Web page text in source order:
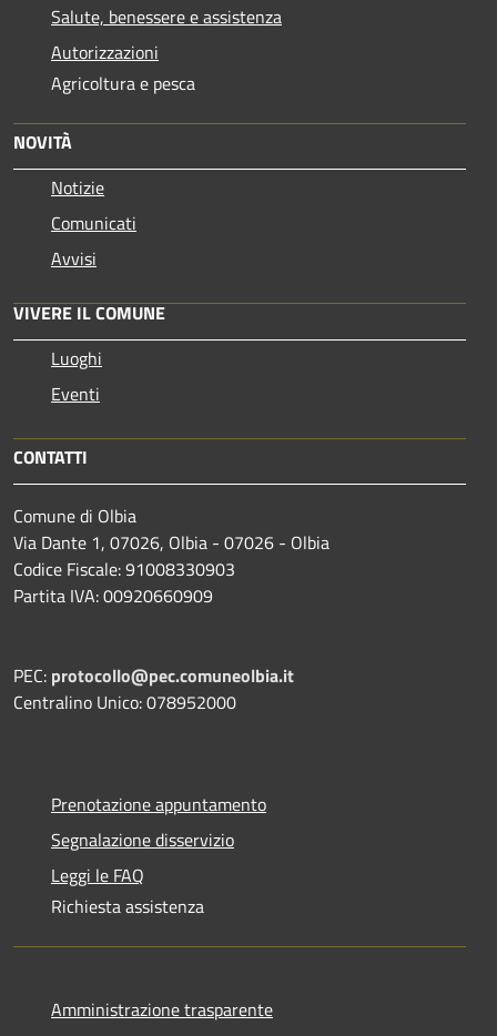
Salute, benessere e assistenza
Autorizzazioni
Agricoltura e pesca
NOVITÀ
Notizie
Comunicati
Avvisi
VIVERE IL COMUNE
Luoghi
Eventi
CONTATTI
Comune di Olbia
Via Dante 1, 07026, Olbia - 07026 - Olbia
Codice Fiscale: 91008330903
Partita IVA: 00920660909
PEC: protocollo@pec.comuneolbia.it
Centralino Unico: 078952000
Prenotazione appuntamento
Segnalazione disservizio
Leggi le FAQ
Richiesta assistenza
Amministrazione trasparente